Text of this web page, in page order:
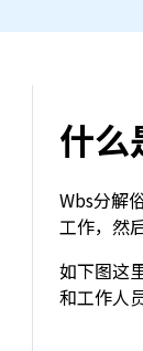
什么
Wbs分解
工作，然
如下图这
和工作人